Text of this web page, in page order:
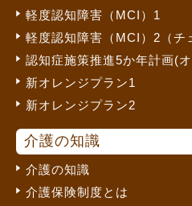
軽度認知障害（MCI）1
軽度認知障害（MCI）2（チ
認知症施策推進5か年計画(
新オレンジプラン1
新オレンジプラン2
介護の知識
介護の知識
介護保険制度とは